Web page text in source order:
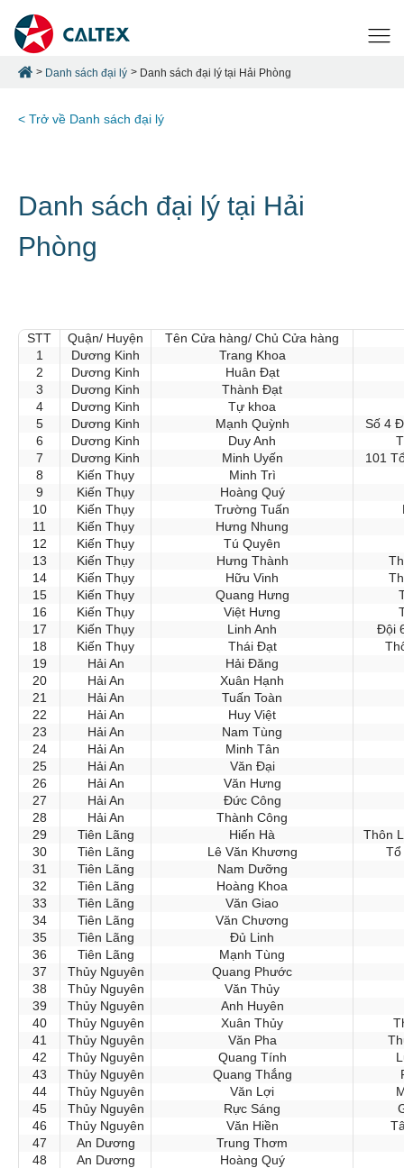
Danh sách đại lý Danh sách đại lý tại Hải Phòng
< Trở về Danh sách đại lý
Danh sách đại lý tại Hải
Phòng
STT Quận/ Huyện
Tên Cửa hàng/ Chủ Cửa hàng
1
Dương Kinh
Trang Khoa
2
Dương Kinh
Huân Đạt
3
Dương Kinh
Thành Đạt
4
Dương Kinh
Tự khoa
5
Dương Kinh Mạnh Quỳnh
Số 4
6
Dương Kinh Duy Anh
7
Dương Kinh Minh Uyến
101
8
Kiến Thụy
Minh Trì
9
Kiến Thụy
Hoàng Quý
10
Kiến Thụy Trường Tuấn
11
Kiến Thụy
Hưng Nhung
12
Kiến Thụy
Tú Quyên
13
Kiến Thụy Hưng Thành
14
Kiến Thụy Hữu Vinh
15
Kiến Thụy Quang Hưng
16
Kiến Thụy Việt Hưng
17
Kiến Thụy Linh Anh
Đội
18
Kiến Thụy Thái Đạt
19
Hải An
Hải Đăng
20
Hải An
Xuân Hạnh
21
Hải An
Tuấn Toàn
22
Hải An
Huy Việt
23
Hải An
Nam Tùng
24
Hải An
Minh Tân
25
Hải An
Văn Đại
26
Hải An
Văn Hưng
27
Hải An
Đức Công
28
Hải An
Thành Công
29
Tiên Lãng Hiến Hà
Thôn
30
Tiên Lãng Lê Văn Khương
Tổ
31
Tiên Lãng
Nam Dưỡng
32
Tiên Lãng
Hoàng Khoa
33
Tiên Lãng
Văn Giao
34
Tiên Lãng
Văn Chương
35
Tiên Lãng
Đủ Linh
36
Tiên Lãng
Mạnh Tùng
37
Thủy Nguyên
Quang Phước
38
Thủy Nguyên
Văn Thủy
39
Thủy Nguyên
Anh Huyên
40
Thủy Nguyên Xuân Thủy
41
Thủy Nguyên Văn Pha
42
Thủy Nguyên Quang Tính
43
Thủy Nguyên Quang Thắng
44
Thủy Nguyên Văn Lợi
45
Thủy Nguyên Rực Sáng
46
Thủy Nguyên Văn Hiền
47
An Dương
Trung Thơm
48
An Dương
Hoàng Quý